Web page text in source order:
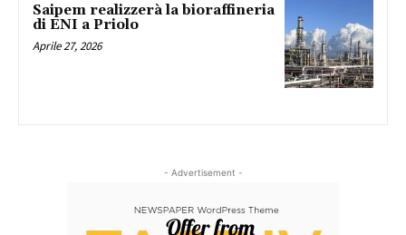
Saipem realizzerà la bioraffineria
di ENI a Priolo
Aprile 27, 2026
- Advertisement -